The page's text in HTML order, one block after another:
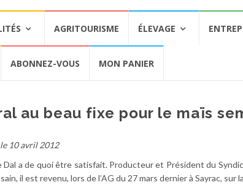
AGRITOURISME ÉLEVAGE
ABONNEZ-VOUS MON PANIER
au beau fixe pour le maïs
10 avril 2012
Dal a de quoi être satisfait. Producteur et Président du
il est revenu, lors de l’AG du 27 mars dernier à Sayrac,